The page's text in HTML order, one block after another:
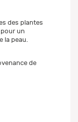
des plantes
un
la peau.
de